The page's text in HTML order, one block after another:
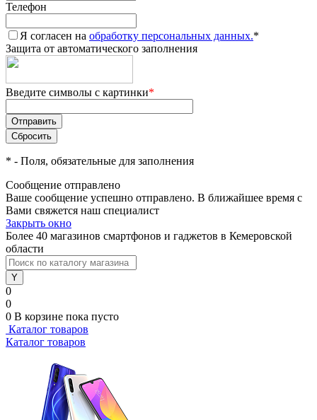
Телефон
Я согласен на обработку персональных данных.*
Защита от автоматического заполнения
Введите символы с картинки*
* - Поля, обязательные для заполнения
Сообщение отправлено
Ваше сообщение успешно отправлено. В ближайшее время с
Вами свяжется наш специалист
Закрыть окно
Более 40 магазинов смартфонов и гаджетов в Кемеровской
области
0
0
0 В корзине пока пусто
Каталог товаров
Каталог товаров